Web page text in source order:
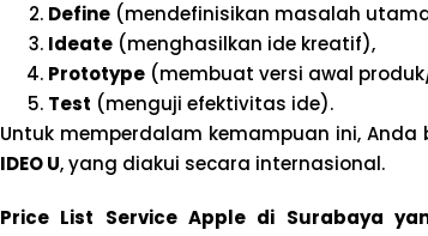
Define(mendefinisikan masalah
Ideate(menghasilkan ide kreatif),
Prototype(membuat versi awal
Test (menguji efektivitas ide).
Untuk memperdalam kemampuan ini,
IDEO U, yang diakui secara internasional.
Price List Service Apple di Surabaya